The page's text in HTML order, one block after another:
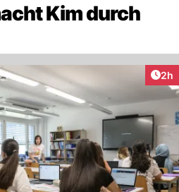
Kim durch
2h